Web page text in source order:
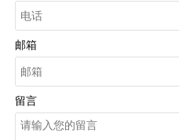
邮箱
留言